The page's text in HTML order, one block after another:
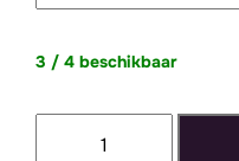
3 / 4 beschikbaar